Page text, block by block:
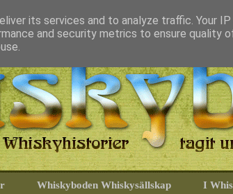
Whiskyboden Whiskysällskap I
its services and to analyze traffic. Your
and security metrics to ensure quality